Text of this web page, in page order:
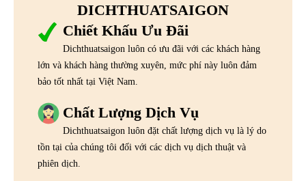
DICHTHUATSAIGON
Chiết Khấu Ưu Đãi
Dichthuatsaigon luôn có ưu đãi với các khách hàng
lớn và khách hàng thường xuyên, mức phí này luôn đảm
bảo tốt nhất tại Việt Nam.
Chất Lượng Dịch Vụ
Dichthuatsaigon luôn đặt chất lượng dịch vụ là lý do
tồn tại của chúng tôi đối với các dịch vụ dịch thuật và
phiên dịch.